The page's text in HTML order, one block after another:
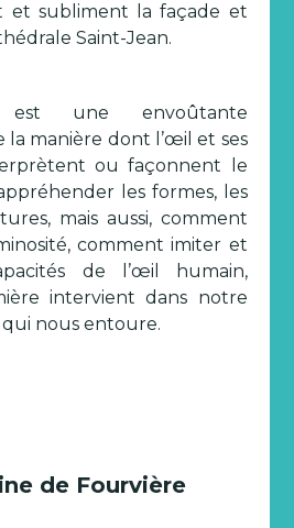
et subliment la façade et
Saint-Jean.
une envoûtante
la manière dont l’œil et ses
ou façonnent le
les formes, les
mais aussi, comment
comment imiter et
de l’œil humain,
intervient dans notre
nous entoure.
de Fourvière